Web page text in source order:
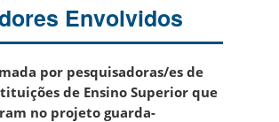
Envolvidos
por pesquisadoras/es de
de Ensino Superior que
no projeto guarda-